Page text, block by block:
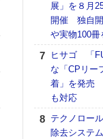
展」を８月
開催 独自開
や実物100冊
ヒサゴ 「
な「CPリー
着」を発売
も対応
テクノロー
除去システ